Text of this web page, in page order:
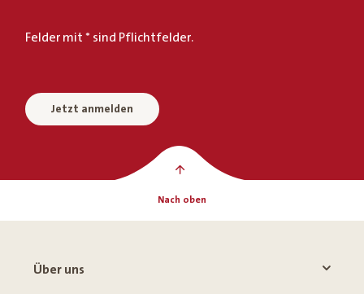
Felder mit * sind Pflichtfelder.
Jetzt anmelden
Nach oben
Über uns